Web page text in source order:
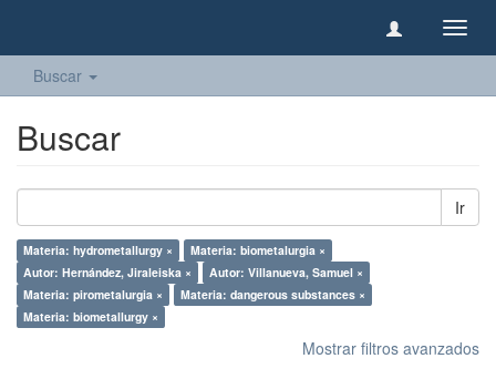
Buscar
Buscar
Ir
Materia: hydrometallurgy ×
Materia: biometalurgia ×
Autor: Hernández, Jiraleiska ×
Autor: Villanueva, Samuel ×
Materia: pirometalurgia ×
Materia: dangerous substances ×
Materia: biometallurgy ×
Mostrar filtros avanzados